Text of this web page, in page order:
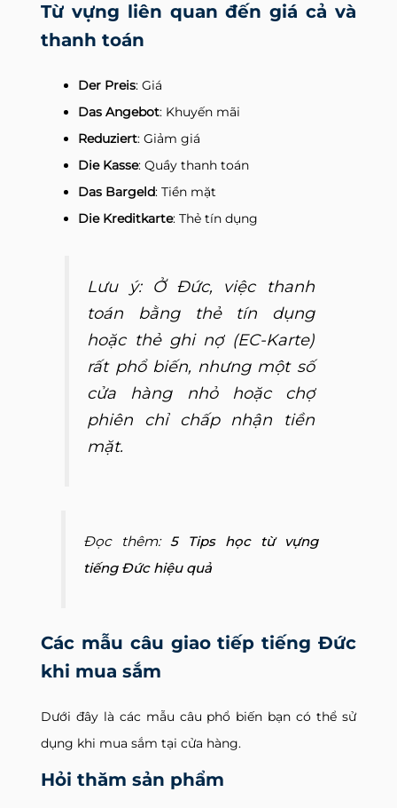
Từ vựng liên quan đến giá cả và
thanh toán
Der Preis: Giá
Das Angebot: Khuyến mãi
Reduziert: Giảm giá
Die Kasse: Quầy thanh toán
Das Bargeld: Tiền mặt
Die Kreditkarte: Thẻ tín dụng
Lưu ý:Ở Đức, việc thanh
toán bằng thẻ tín dụng
hoặc thẻ ghi nợ (EC-Karte)
rất phổ biến, nhưng một số
cửa hàng nhỏ hoặc chợ
phiên chỉ chấp nhận tiền
mặt.
Đọc thêm:5 Tips học từ vựng
tiếng Đức hiệu quả
Các mẫu câu giao tiếp tiếng Đức
khi mua sắm
Dưới đây là các mẫu câu phổ biến bạn có thể sử
dụng khi mua sắm tại cửa hàng.
Hỏi thăm sản phẩm